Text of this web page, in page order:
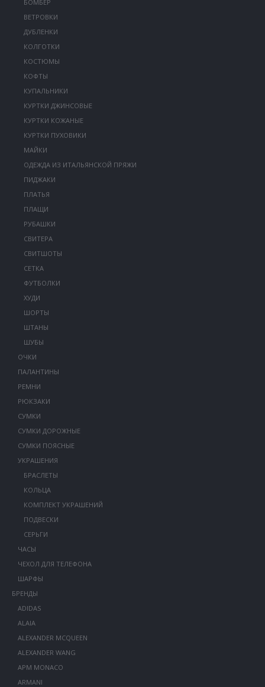
БОМБЕР
ВЕТРОВКИ
ДУБЛЕНКИ
КОЛГОТКИ
КОСТЮМЫ
КОФТЫ
КУПАЛЬНИКИ
КУРТКИ ДЖИНСОВЫЕ
КУРТКИ КОЖАНЫЕ
КУРТКИ ПУХОВИКИ
МАЙКИ
ОДЕЖДА ИЗ ИТАЛЬЯНСКОЙ ПРЯЖИ
ПИДЖАКИ
ПЛАТЬЯ
ПЛАЩИ
РУБАШКИ
СВИТЕРА
СВИТШОТЫ
СЕТКА
ФУТБОЛКИ
ХУДИ
ШОРТЫ
ШТАНЫ
ШУБЫ
ОЧКИ
ПАЛАНТИНЫ
РЕМНИ
РЮКЗАКИ
СУМКИ
СУМКИ ДОРОЖНЫЕ
СУМКИ ПОЯСНЫЕ
УКРАШЕНИЯ
БРАСЛЕТЫ
КОЛЬЦА
КОМПЛЕКТ УКРАШЕНИЙ
ПОДВЕСКИ
СЕРЬГИ
ЧАСЫ
ЧЕХОЛ ДЛЯ ТЕЛЕФОНА
ШАРФЫ
БРЕНДЫ
ADIDAS
ALAIA
ALEXANDER MCQUEEN
ALEXANDER WANG
APM MONACO
ARMANI